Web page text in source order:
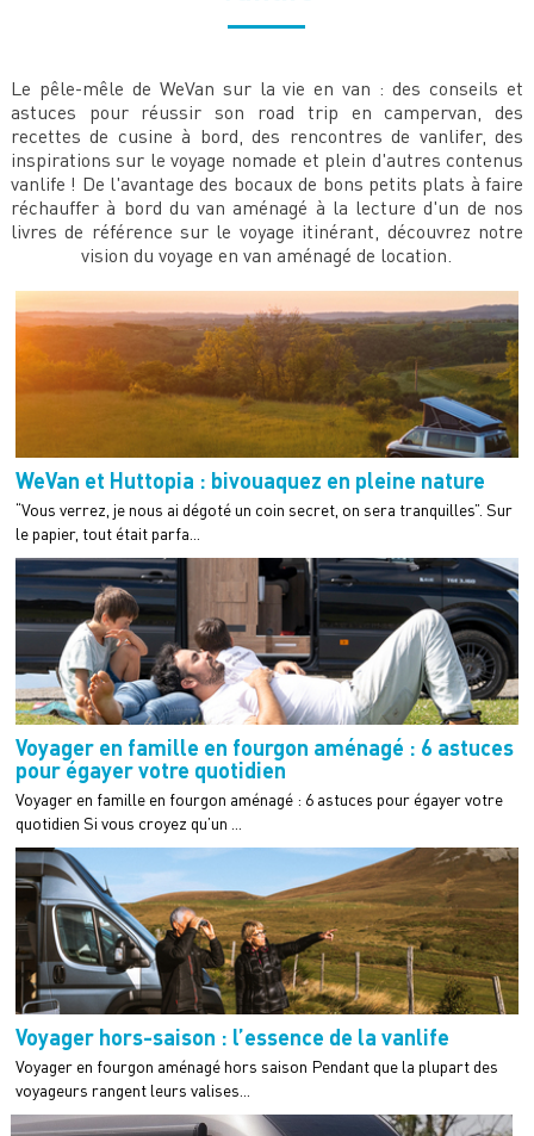
Le pêle-mêle de WeVan sur la vie en van : des conseils et
astuces pour réussir son road trip en campervan, des
recettes de cusine à bord, des rencontres de vanlifer, des
inspirations sur le voyage nomade et plein d'autres contenus
vanlife ! De l'avantage des bocaux de bons petits plats à faire
réchauffer à bord du van aménagé à la lecture d'un de nos
livres de référence sur le voyage itinérant, découvrez notre
vision du voyage en van aménagé de location.
WeVan et Huttopia : bivouaquez en pleine nature
“Vous verrez, je nous ai dégoté un coin secret, on sera tranquilles”. Sur
le papier, tout était parfa...
Voyager en famille en fourgon aménagé : 6 astuces
pour égayer votre quotidien
Voyager en famille en fourgon aménagé : 6 astuces pour égayer votre
quotidien Si vous croyez qu’un ...
Voyager hors-saison : l’essence de la vanlife
Voyager en fourgon aménagé hors saison Pendant que la plupart des
voyageurs rangent leurs valises...